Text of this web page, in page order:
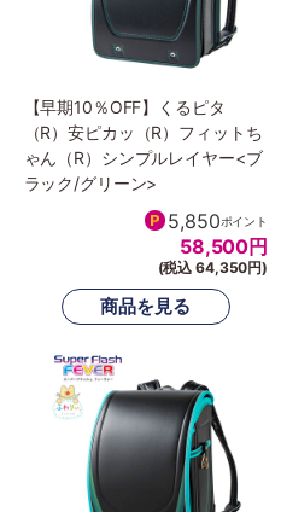
【早期10％OFF】くるピタ
（R）安ピカッ（R）フィットち
ゃん（R）シンプルレイヤー<ブ
ラック/グリーン>
5,850ポイント
58,500円
(税込 64,350円)